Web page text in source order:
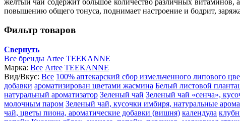
повышению общего тонуса, поднимает настроение и бодрит,
Фильтр товаров
Свернуть
Все бренды Artee TEEKANNE
Марка: Все Artee TEEKANNE
Вид/Вкус: Все 100% аптекарский сбор измельченного липового
добавки ароматизирован цветами жасмина Белый листовой
натуральный ароматизатор Зеленый чай Зеленый чай «сенча»,
молочным паром Зеленый чай, кусочки имбиря, натуральные
чай, цветы пиона, ароматические добавки (вишня) календула